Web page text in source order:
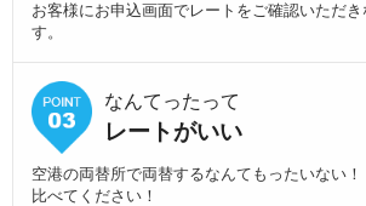
お客様にお申込画面でレートをご確認いただ
す。
なんてったって
レートがいい
空港の両替所で両替するなんてもったいない！
比べてください！